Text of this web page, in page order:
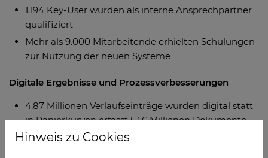
1.194 Key-User wurden als interne Ansprechpartner
qualifiziert
Mehr als 9.000 Mitarbeitende erhielten Schulungen
zur Nutzung der neuen Systeme
Digitale Ergebnisse und Prozessverbesserungen
4,87 Millionen Verlaufseinträge wurden digital statt
in Papierkurven erfasst 5,56 Millionen Dokumente
angelegt – jederzeit verfügbar
7,92 Millionen Medikationsereignisse – sicher und
Hinweis zu Cookies